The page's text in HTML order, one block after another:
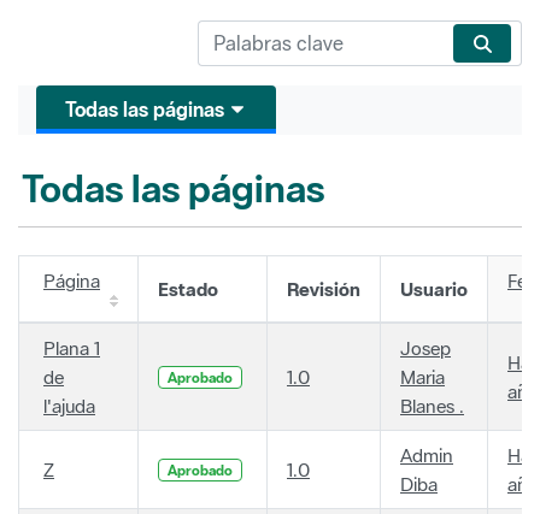
Todas las páginas
Todas las páginas
Página Estado Revisión Usuario
Plana 1
de
l'ajuda
Aprobado 1.0
Josep
Maria
Blanes .
Z Aprobado 1.0
Admin
Diba